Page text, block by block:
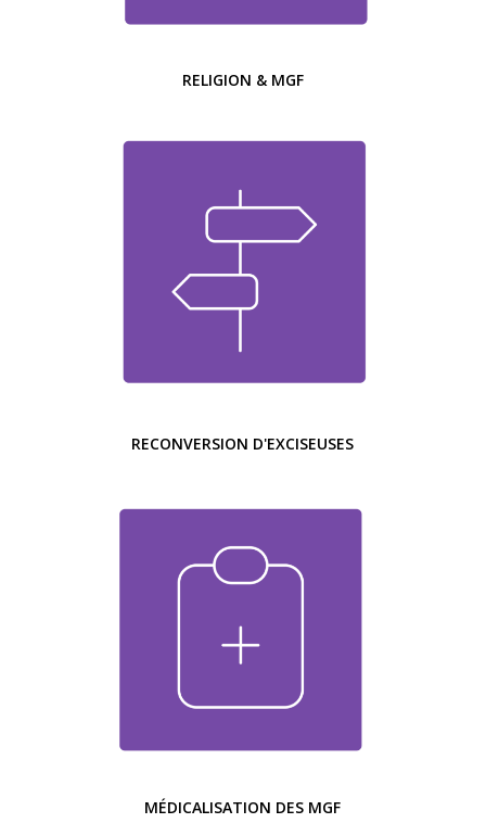
RELIGION & MGF
RECONVERSION D'EXCISEUSES
MÉDICALISATION DES MGF